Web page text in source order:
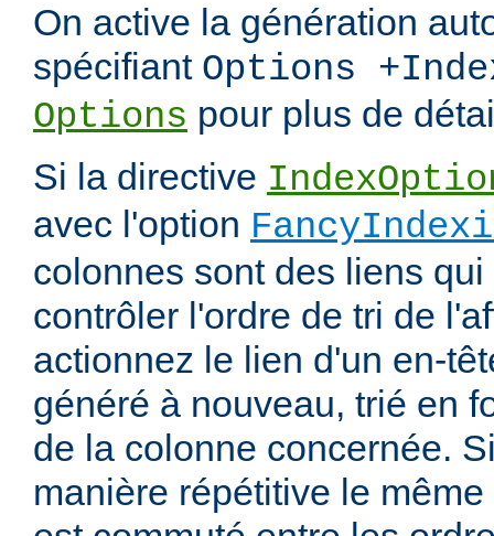
On active la génération
spécifiant Options
Options pour plus de
Si la directive
avec l'option
colonnes sont des liens
contrôler l'ordre de tri de
actionnez le lien d'un en-
généré à nouveau, trié en
de la colonne concernée.
manière répétitive le